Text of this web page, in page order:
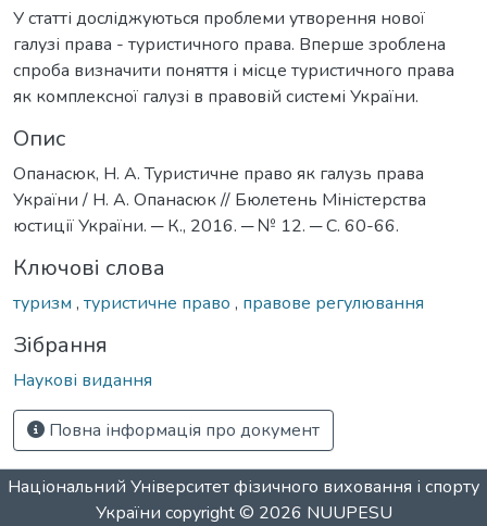
У статті досліджуються проблеми утворення нової
галузі права - туристичного права. Вперше зроблена
спроба визначити поняття і місце туристичного права
як комплексної галузі в правовій системі України.
Опис
Опанасюк, Н. А. Туристичне право як галузь права
України / Н. А. Опанасюк // Бюлетень Міністерства
юстиції України. ─ К., 2016. ─ № 12. ─ С. 60-66.
Ключові слова
туризм , туристичне право , правове регулювання
Зібрання
Наукові видання
Повна інформація про документ
Національний Університет фізичного виховання і спорту
України copyright © 2026 NUUPESU